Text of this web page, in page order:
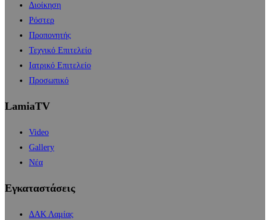
Διοίκηση
Ρόστερ
Προπονητής
Τεχνικό Επιτελείο
Ιατρικό Επιτελείο
Προσωπικό
LamiaTV
Video
Gallery
Νέα
Εγκαταστάσεις
ΔΑΚ Λαμίας